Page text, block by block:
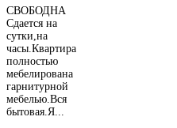
СВОБОДНА
Сдается на
сутки,на
часы.Квартира
полностью
мебелирована
гарнитурной
мебелью.Вся
бытовая.Я...